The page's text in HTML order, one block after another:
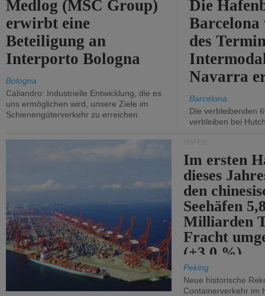
Medlog (MSC Group)
erwirbt eine
Beteiligung an
Interporto Bologna
Bologna
Caliandro: Industrielle Entwicklung, die es
uns ermöglichen wird, unsere Ziele im
Schienengüterverkehr zu erreichen.
Die
des
Navarra
Barcelona
Die verbleibenden
verbleiben bei
Im ersten
dieses
den
Seehäfen
Milliarden
Fracht
(+3,0 %).
Peking
Neue historische
Containerverkehr im